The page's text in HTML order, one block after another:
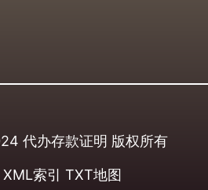
代办存款证明 版权所有
XML索引 TXT地图